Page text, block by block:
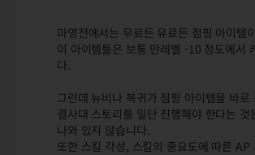
마영전에서는 무료든 유료든 점핑 아이템
이 아이템들은 보통 만레벨 -10 정도에서
다.
그런데 뉴비나 복귀가 점핑 아이템을 바
결사대 스토리를 일단 진행해야 한다는
나와 있지 않습니다.
또한 스킬 각성, 스킬의 중요도에 따른